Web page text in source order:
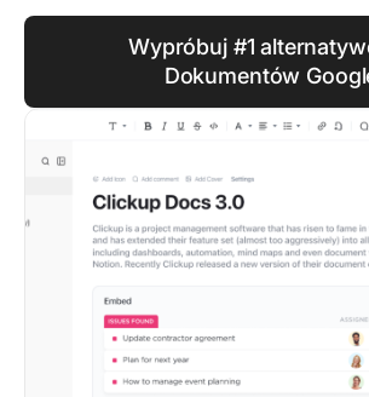
Wypróbuj #1
Dokumentów